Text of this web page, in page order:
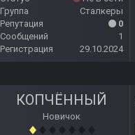
Группа
Сталкеры
Репутация
0
Сообщений
1
Регистрация
29.10.2024
КОПЧЁННЫЙ
Новичок